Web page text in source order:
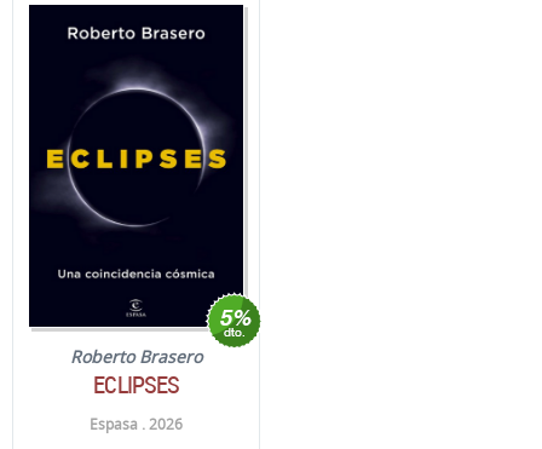
Roberto Brasero
ECLIPSES
Espasa . 2026